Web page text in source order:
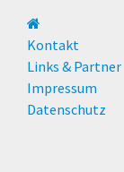
Navigation
überspringen
Kontakt
Links & Partner
Impressum
Datenschutz